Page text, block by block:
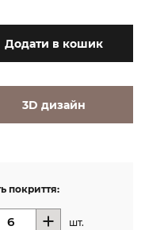
Додати в кошик
3D дизайн
покриття:
шт.